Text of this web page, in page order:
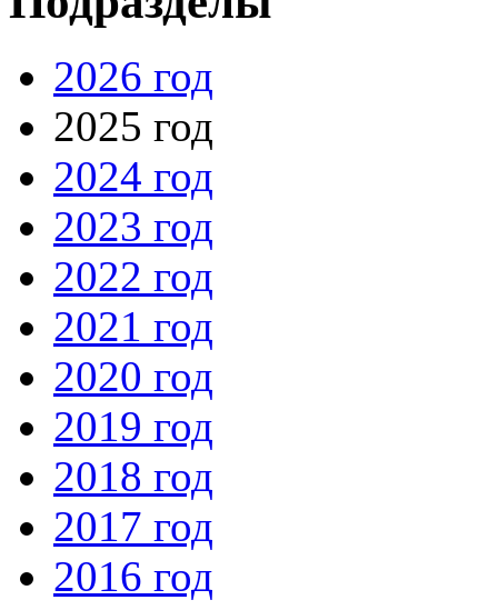
2026 год
2025 год
2024 год
2023 год
2022 год
2021 год
2020 год
2019 год
2018 год
2017 год
2016 год